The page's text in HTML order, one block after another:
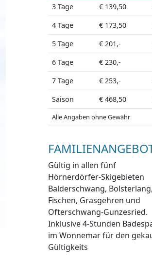
3 Tage € 139,50
4 Tage
€ 173,50
5 Tage
€ 201,-
6 Tage
€ 230,-
7 Tage
€ 253,-
Saison
€ 468,50
Alle Angaben ohne Gewähr
Gültig in allen fünf
Hörnerdörfer-Skigebieten
Balderschwang, Bolsterlang,
Fischen, Grasgehren und
Ofterschwang-Gunzesried.
Inklusive 4-Stunden
im Wonnemar für den
Gültigkeits